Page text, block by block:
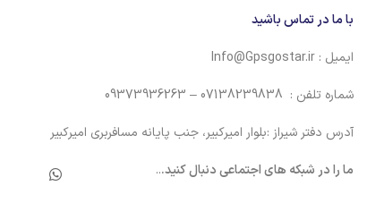
با ما در تماس باشید
ایمیل : Info@Gpsgostar.ir
شماره تلفن : 07138239838 – 09373936263
آدرس دفتر شیراز :بلوار امیرکبیر، جنب پایانه مسافربری امیرکبیر
ما را در شبکه های اجتماعی دنبال کنید...